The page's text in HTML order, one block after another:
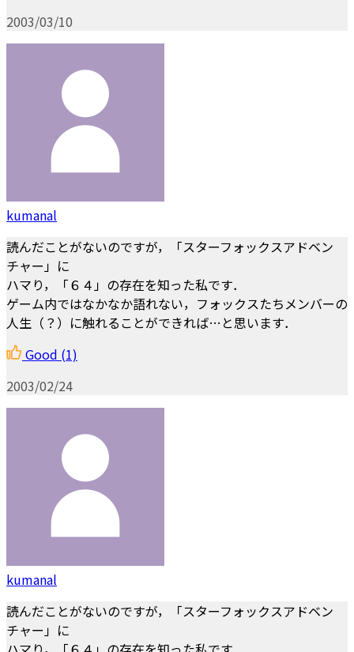
2003/03/10
kumanal
読んだことがないのですが，「スターフォックスアドベン
チャー」に
ハマり，「６４」の存在を知った私です．
ゲーム内ではなかなか語れない，フォックスたちメンバーの
人生（？）に触れることができれば…と思います．
Good (1)
2003/02/24
kumanal
読んだことがないのですが，「スターフォックスアドベン
チャー」に